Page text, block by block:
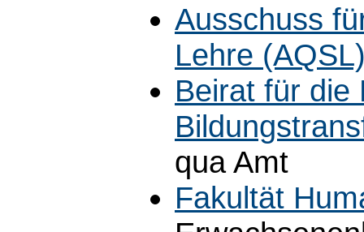
Ausschuss
Lehre
Beirat für die
qua Amt
Fakultät